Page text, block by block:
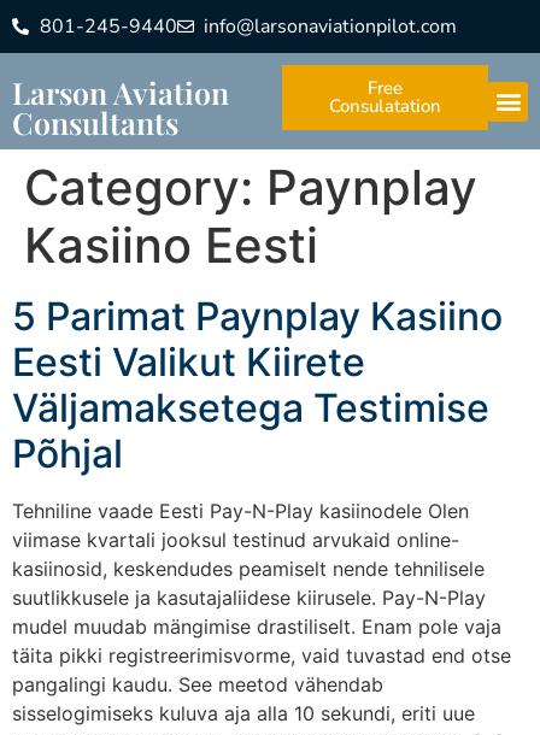
801-245-9440 info@larsonaviationpilot.com
Larson Aviation
Consultants
Free
Consulatation
Category: Paynplay
Kasiino Eesti
5 Parimat Paynplay Kasiino
Eesti Valikut Kiirete
Väljamaksetega Testimise
Põhjal
Tehniline vaade Eesti Pay-N-Play kasiinodele Olen
viimase kvartali jooksul testinud arvukaid online-
kasiinosid, keskendudes peamiselt nende tehnilisele
suutlikkusele ja kasutajaliidese kiirusele. Pay-N-Play
mudel muudab mängimise drastiliselt. Enam pole vaja
täita pikki registreerimisvorme, vaid tuvastad end otse
pangalingi kaudu. See meetod vähendab
sisselogimiseks kuluva aja alla 10 sekundi, eriti uue